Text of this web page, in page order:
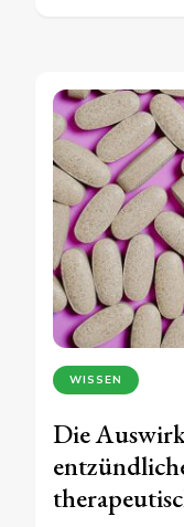
WISSEN
Die